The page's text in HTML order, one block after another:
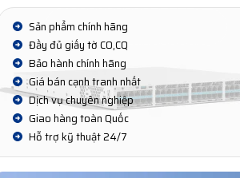
Sản phẩm chính hãng
Đầy đủ giấy tờ CO,CQ
Bảo hành chính hãng
Giá bán cạnh tranh nhất
Dịch vụ chuyên nghiệp
Giao hàng toàn Quốc
Hỗ trợ kỹ thuật 24/7